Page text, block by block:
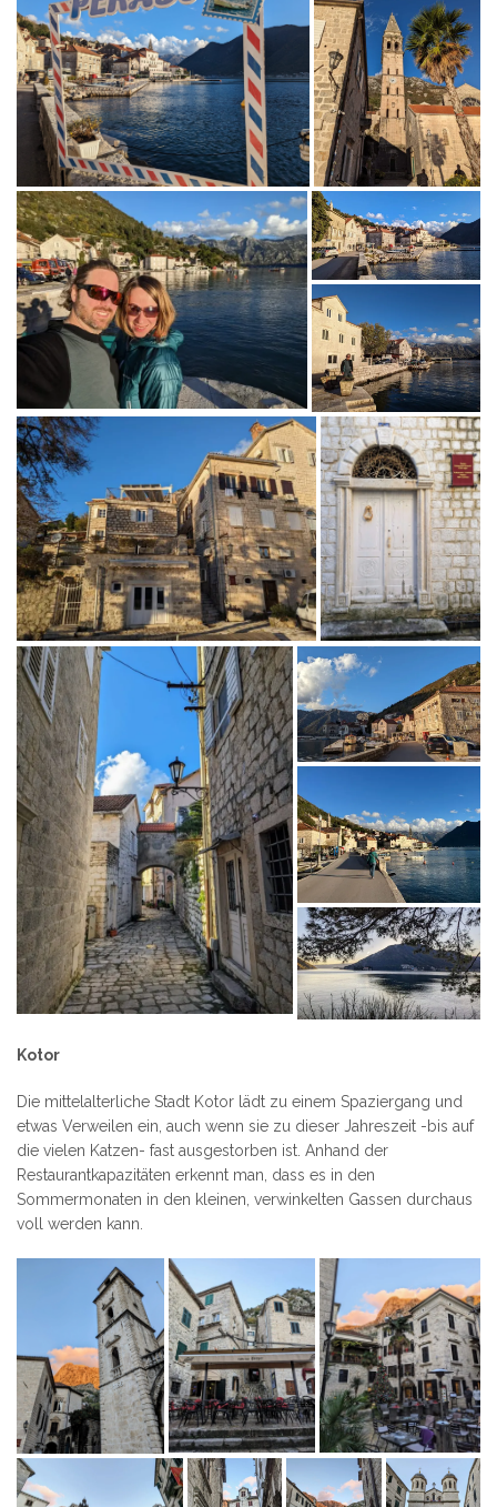
Kotor
Die mittelalterliche Stadt Kotor lädt zu einem Spaziergang und
etwas Verweilen ein, auch wenn sie zu dieser Jahreszeit -bis auf
die vielen Katzen- fast ausgestorben ist. Anhand der
Restaurantkapazitäten erkennt man, dass es in den
Sommermonaten in den kleinen, verwinkelten Gassen durchaus
voll werden kann.